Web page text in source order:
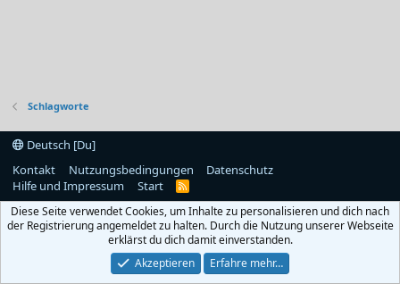
Schlagworte
Deutsch [Du]
Kontakt
Nutzungsbedingungen
Datenschutz
Hilfe und Impressum
Start
R
S
Diese Seite verwendet Cookies, um Inhalte zu personalisieren und dich nach
der Registrierung angemeldet zu halten. Durch die Nutzung unserer Webseite
erklärst du dich damit einverstanden.
Akzeptieren
Erfahre mehr…